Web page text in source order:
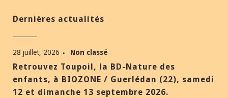
Dernières actualités
28 juillet, 2026 Non classé
Retrouvez Toupoil, la BD-Nature des
enfants, à BIOZONE / Guerlédan (22), samedi
12 et dimanche 13 septembre 2026.